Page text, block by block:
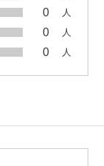
0 人
0 人
0 人